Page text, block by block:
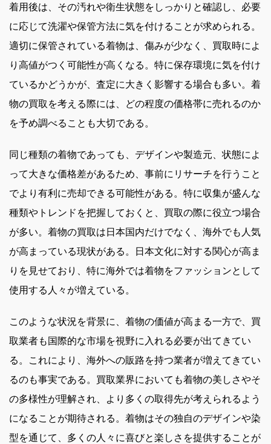
着用後は、その汚れや衛生状態をしっかりと確認し、必要
に応じて洗濯や保管方法に気を付けることが求められる。
適切に保管されている着物は、傷みが少なく、買取時によ
り高値がつく可能性が高くなる。特に保存環境に気を付け
ているかどうかが、査定に大きく影響する場合も多い。着
物の買取を考える際には、どの程度の価格帯に売れるのか
を予め調べることも大切である。
同じ種類の着物であっても、デザインや製造元、状態によ
って大きな価格差があるため、事前にリサーチを行うこと
でより有利に売却できる可能性がある。特に収集が盛んな
種類やトレンドを把握しておくと、買取の際に役立つ場合
が多い。着物の買取は日本国内だけでなく、海外でも人気
が高まっている現状がある。日本文化に対する関心が高ま
りを見せており、特に海外では着物をファッションとして
使用する人々が増えている。
このような状況を背景に、着物の価値が高まる一方で、買
取業者も国際的な市場を視野に入れる必要が出てきてい
る。これにより、海外への販路を持つ業者が増えてきてい
るのも事実である。買取業界においても着物の美しさやそ
の多様性が理解され、より多くの取得先が考えられるよう
になることが期待される。着物はその独自のデザインや染
型を通じて、多くの人々に喜びと楽しさを提供することが